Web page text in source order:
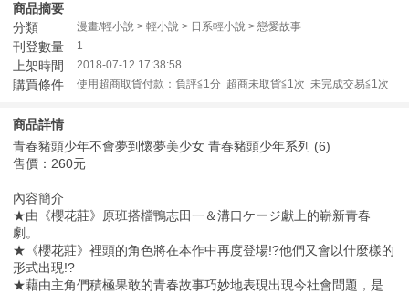
商品摘要
分類
漫畫/輕小說 > 輕小說 > 日系輕小說 > 戀愛故事
刊登數量 1
上架時間 2018-07-12 17:38:58
購買條件 使用超商取貨付款：負評≦1分 超商未取貨≦1次 未完成交易≦1次
商品詳情
青春豬頭少年不會夢到懷夢美少女 青春豬頭少年系列 (6)
售價：260元
內容簡介
★由《櫻花莊》原班搭檔鴨志田一＆溝口ケージ獻上的嶄新青春
劇。
★《櫻花莊》裡頭的角色將在本作中再度登場!?他們又會以什麼樣的
形式出現!?
★藉由主角們積極果敢的青春故事巧妙地表現出現今社會問題，是